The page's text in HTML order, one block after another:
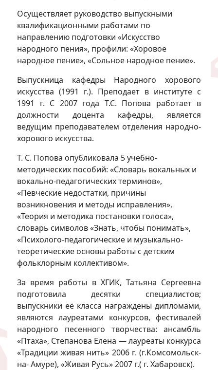
Осуществляет руководство выпускными
квалификационными работами по
направлению подготовки «Искусство
народного пения», профили: «Хоровое
народное пение», «Сольное народное пение».
Выпускница кафедры Народного хорового
искусства (1991 г.). Преподает в институте с
1991 г. С 2007 года Т.С. Попова работает в
должности доцента кафедры, является
ведущим преподавателем отделения народно-
хорового искусства.
Т. С. Попова опубликовала 5 учебно-
методических пособий: «Словарь вокальных и
вокально-педагогических терминов»,
«Певческие недостатки, причины
возникновения и методы исправления»,
«Теория и методика постановки голоса»,
словарь символов «Знать, чтобы понимать»,
«Психолого-педагогические и музыкально-
теоретические основы работы с детским
фольклорным коллективом».
За время работы в ХГИК, Татьяна Сергеевна
подготовила десятки специалистов;
выпускники её класса награждены дипломами,
являются лауреатами конкурсов, фестивалей
народного песенного творчества: ансамбль
«Птаха», Степанова Елена — лауреаты конкурса
«Традиции живая нить» 2006 г. (г.Комсомольск-
на- Амуре), «Живая Русь» 2007 г.( г. Хабаровск).